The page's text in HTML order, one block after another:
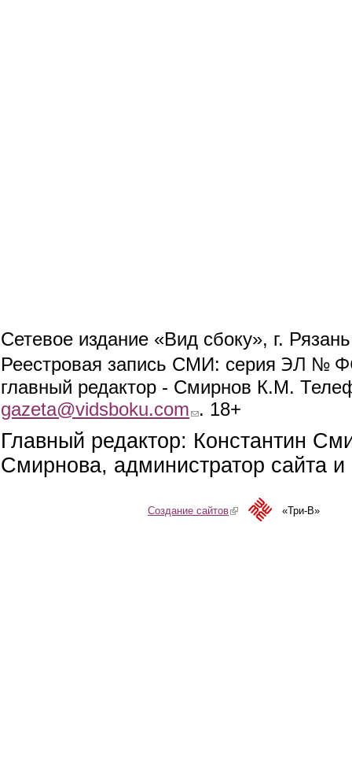
Сетевое издание «Вид сбоку», г.
Реестровая запись СМИ: серия ЭЛ №
главный редактор - Смирнов К.М.
gazeta@vidsboku.com (link sends e-mail)
. 18+
Главный редактор: Константин
Смирнова, администратор сайта
Создание сайтов(link is external)«Три-В»